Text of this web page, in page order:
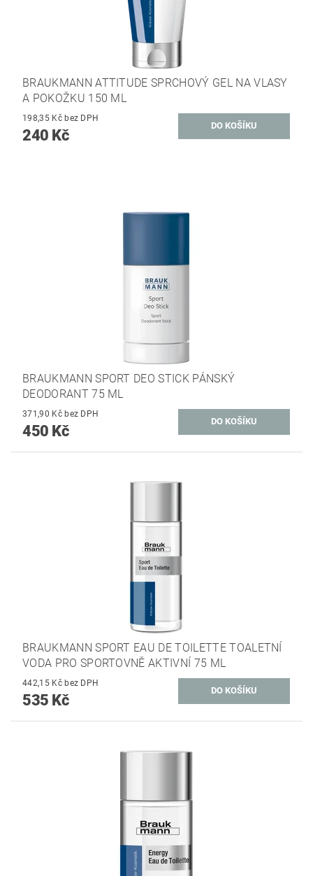
BRAUKMANN ATTITUDE SPRCHOVÝ GEL NA VLASY
A POKOŽKU 150 ML
198,35 Kč bez DPH
240 Kč
BRAUKMANN SPORT DEO STICK PÁNSKÝ
DEODORANT 75 ML
371,90 Kč bez DPH
450 Kč
BRAUKMANN SPORT EAU DE TOILETTE TOALETNÍ
VODA PRO SPORTOVNĚ AKTIVNÍ 75 ML
442,15 Kč bez DPH
535 Kč